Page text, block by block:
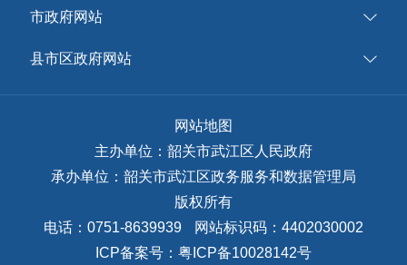
市政府网站
县市区政府网站
网站地图
主办单位：韶关市武江区人民政府
承办单位：韶关市武江区政务服务和数据管理局
版权所有
电话：0751-8639939
网站标识码：4402030002
ICP备案号： 粤ICP备10028142号